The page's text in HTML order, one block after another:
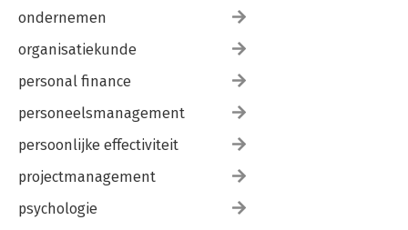
ondernemen
organisatiekunde
personal finance
personeelsmanagement
persoonlijke effectiviteit
projectmanagement
psychologie